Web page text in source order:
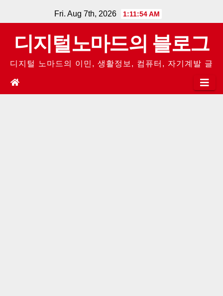
to
content
Fri. Aug 7th, 2026 1:11:54 AM
디지털노마드의 블로그
디지털 노마드의 이민, 생활정보, 컴퓨터, 자기계발 글